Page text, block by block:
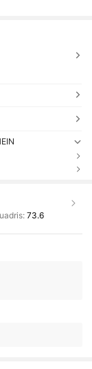
73.6